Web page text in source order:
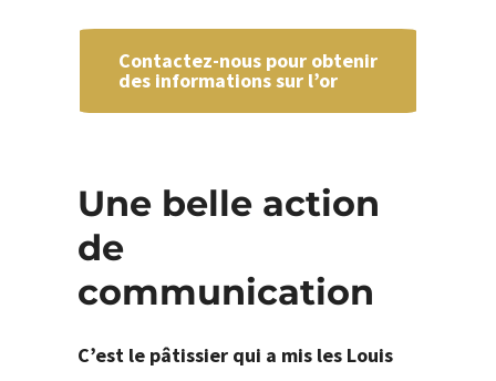
Contactez-nous pour obtenir
des informations sur l’or
Une belle action
de
communication
C’est le pâtissier qui a mis les Louis